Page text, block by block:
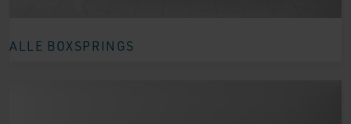
ALLE BOXSPRINGS